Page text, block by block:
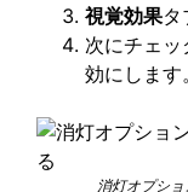
視覚効果タ
次にチェ
効にします。
消灯オプシ